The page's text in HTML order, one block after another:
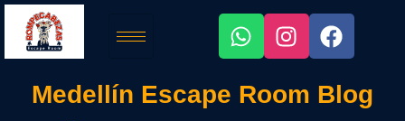
Medellín Escape Room Blog